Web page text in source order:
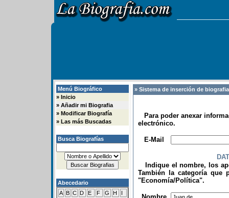
Menú Biográfico
» Inicio
» Añadir mi Biografia
» Modificar Biografía
» Las más Buscadas
Busca Biografías
Abecedario
A B C D E F G H
I
» Sistema de inserción de
Para poder anexar
electrónico.
E-Mail
Indique el nombre, los
También la categoría que
"Economía/Política".